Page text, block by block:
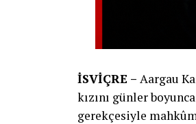
İSVİÇRE – Aargau
kızını günler
gerekçesiyle